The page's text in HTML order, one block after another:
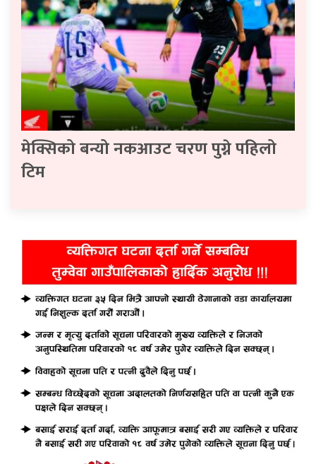
मेक्सिको बन्यो नकआउट चरण पुग्ने पहिलो
टिम